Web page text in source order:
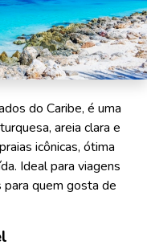
do Caribe, é uma
areia clara e
icônicas, ótima
Ideal para viagens
quem gosta de